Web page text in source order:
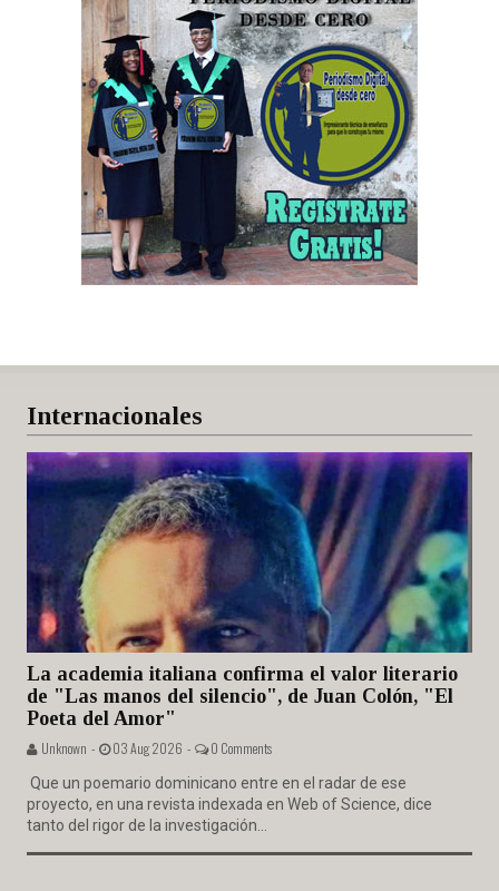
Internacionales
La academia italiana confirma el valor literario
de "Las manos del silencio", de Juan Colón, "El
Poeta del Amor"
Unknown - 03 Aug 2026 - 0 Comments
Que un poemario dominicano entre en el radar de ese
proyecto, en una revista indexada en Web of Science, dice
tanto del rigor de la investigación...